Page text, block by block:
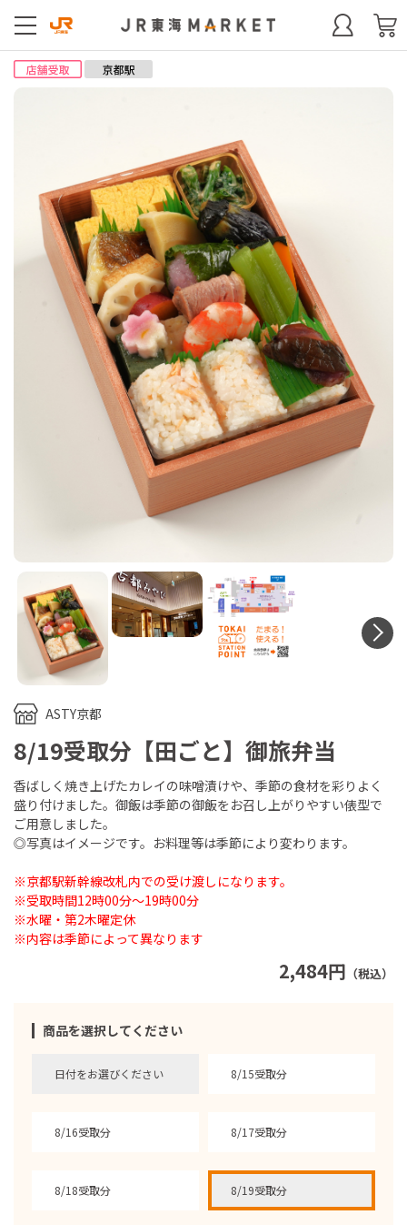
ASTY京都
8/19受取分【田ごと】御旅弁当
2,484円 （税込）
商品を選択してください
日付をお選びください 8/15受取分
8/16受取分 8/17受取分
8/18受取分 8/19受取分
香ばしく焼き上げたカレイの味噌漬けや、季節の食材を彩りよく
盛り付けました。御飯は季節の御飯をお召し上がりやすい俵型で
ご用意しました。
◎写真はイメージです。お料理等は季節により変わります。
※京都駅新幹線改札内での受け渡しになります。
※受取時間12時00分～19時00分
※水曜・第2木曜定休
※内容は季節によって異なります